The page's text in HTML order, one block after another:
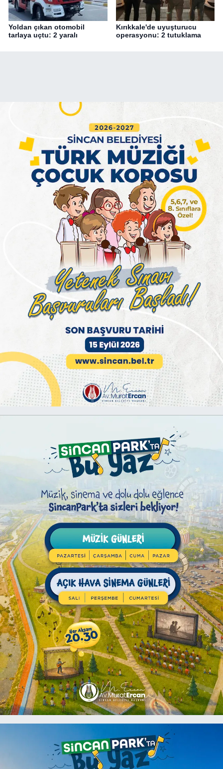
Yoldan çıkan otomobil
tarlaya uçtu: 2 yaralı
Kırıkkale'de uyuşturucu
operasyonu: 2 tutuklama